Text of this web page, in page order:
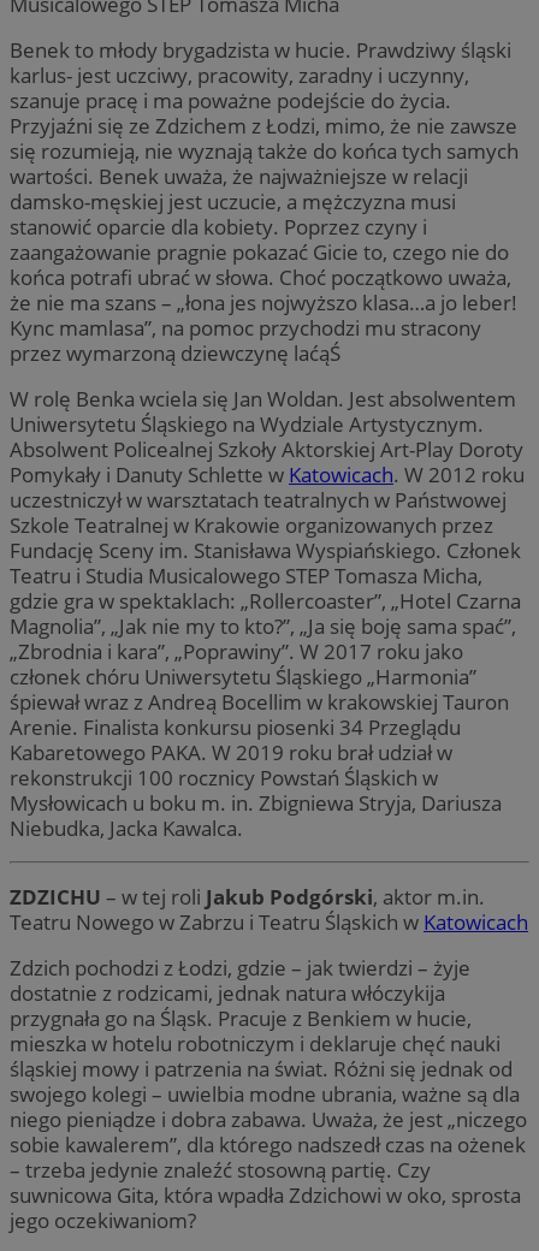
Benek to młody brygadzista w hucie. Prawdziwy śląski
karlus- jest uczciwy, pracowity, zaradny i uczynny,
szanuje pracę i ma poważne podejście do życia.
Przyjaźni się ze Zdzichem z Łodzi, mimo, że nie zawsze
się rozumieją, nie wyznają także do końca tych samych
wartości. Benek uważa, że najważniejsze w relacji
damsko-męskiej jest uczucie, a mężczyzna musi
stanowić oparcie dla kobiety. Poprzez czyny i
zaangażowanie pragnie pokazać Gicie to, czego nie do
końca potrafi ubrać w słowa. Choć początkowo uważa,
że nie ma szans – „łona jes nojwyższo klasa…a jo leber!
Kync mamlasa”, na pomoc przychodzi mu stracony
przez wymarzoną dziewczynę laćąŚ
W rolę Benka wciela się Jan Woldan. Jest absolwentem
Uniwersytetu Śląskiego na Wydziale Artystycznym.
Absolwent Policealnej Szkoły Aktorskiej Art-Play Doroty
Pomykały i Danuty Schlette w Katowicach. W 2012 roku
uczestniczył w warsztatach teatralnych w Państwowej
Szkole Teatralnej w Krakowie organizowanych przez
Fundację Sceny im. Stanisława Wyspiańskiego. Członek
Teatru i Studia Musicalowego STEP Tomasza Micha,
gdzie gra w spektaklach: „Rollercoaster”, „Hotel Czarna
Magnolia”, „Jak nie my to kto?”, „Ja się boję sama spać”,
„Zbrodnia i kara”, „Poprawiny”. W 2017 roku jako
członek chóru Uniwersytetu Śląskiego „Harmonia”
śpiewał wraz z Andreą Bocellim w krakowskiej Tauron
Arenie. Finalista konkursu piosenki 34 Przeglądu
Kabaretowego PAKA. W 2019 roku brał udział w
rekonstrukcji 100 rocznicy Powstań Śląskich w
Mysłowicach u boku m. in. Zbigniewa Stryja, Dariusza
Niebudka, Jacka Kawalca.
ZDZICHU – w tej roli Jakub Podgórski, aktor m.in.
Teatru Nowego w Zabrzu i Teatru Śląskich w Katowicach
Zdzich pochodzi z Łodzi, gdzie – jak twierdzi – żyje
dostatnie z rodzicami, jednak natura włóczykija
przygnała go na Śląsk. Pracuje z Benkiem w hucie,
mieszka w hotelu robotniczym i deklaruje chęć nauki
śląskiej mowy i patrzenia na świat. Różni się jednak od
swojego kolegi – uwielbia modne ubrania, ważne są dla
niego pieniądze i dobra zabawa. Uważa, że jest „niczego
sobie kawalerem”, dla którego nadszedł czas na ożenek
– trzeba jedynie znaleźć stosowną partię. Czy
suwnicowa Gita, która wpadła Zdzichowi w oko, sprosta
jego oczekiwaniom?